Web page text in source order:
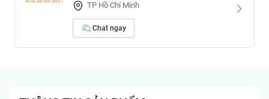
TP Hồ Chí Minh
Chat ngay